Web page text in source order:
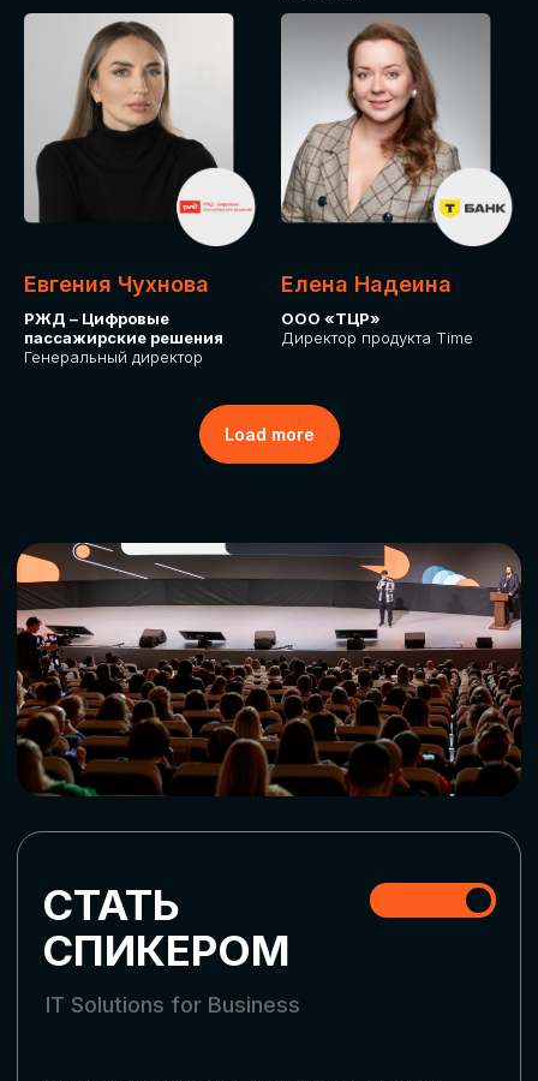
Евгения Чухнова
РЖД – Цифровые
пассажирские решения
Генеральный директор
Елена Надеина
ООО «ТЦР»
Директор продукта Time
Load more